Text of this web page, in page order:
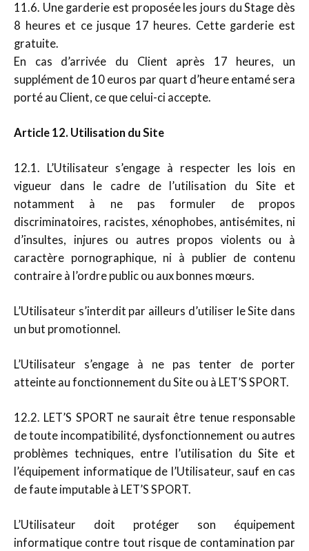
11.6. Une garderie est proposée les jours du Stage dès
8 heures et ce jusque 17 heures. Cette garderie est
gratuite.
En cas d’arrivée du Client après 17 heures, un
supplément de 10 euros par quart d’heure entamé sera
porté au Client, ce que celui-ci accepte.
Article 12. Utilisation du Site
12.1. L’Utilisateur s’engage à respecter les lois en
vigueur dans le cadre de l’utilisation du Site et
notamment à ne pas formuler de propos
discriminatoires, racistes, xénophobes, antisémites, ni
d’insultes, injures ou autres propos violents ou à
caractère pornographique, ni à publier de contenu
contraire à l’ordre public ou aux bonnes mœurs.
L’Utilisateur s’interdit par ailleurs d’utiliser le Site dans
un but promotionnel.
L’Utilisateur s’engage à ne pas tenter de porter
atteinte au fonctionnement du Site ou à LET’S SPORT.
12.2. LET’S SPORT ne saurait être tenue responsable
de toute incompatibilité, dysfonctionnement ou autres
problèmes techniques, entre l’utilisation du Site et
l’équipement informatique de l’Utilisateur, sauf en cas
de faute imputable à LET’S SPORT.
L’Utilisateur doit protéger son équipement
informatique contre tout risque de contamination par